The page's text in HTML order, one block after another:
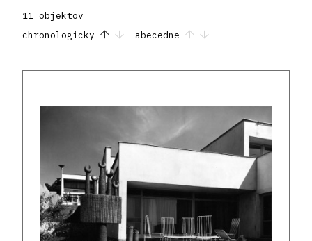
11 objektov
chronologicky
abecedne